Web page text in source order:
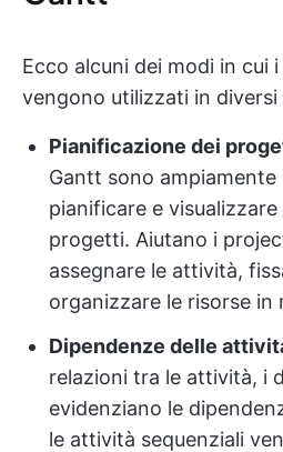
Ecco alcuni dei modi in cui
vengono utilizzati in
Pianificazione dei
Gantt sono
pianificare e visualizzare
progetti. Aiutano i
assegnare le attività,
organizzare le risorse
Dipendenze delle
relazioni tra le attività, i
evidenziano le
le attività sequenziali